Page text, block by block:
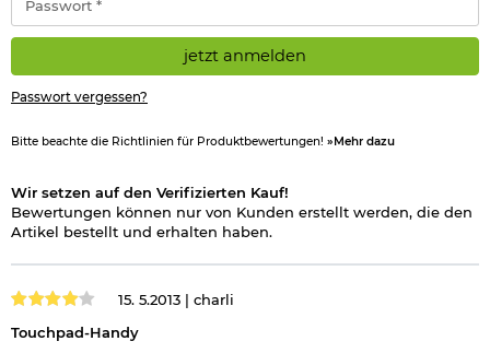
jetzt anmelden
Passwort vergessen?
Bitte beachte die Richtlinien für Produktbewertungen! »Mehr dazu
Wir setzen auf den Verifizierten Kauf!
Bewertungen können nur von Kunden erstellt werden, die den
Artikel bestellt und erhalten haben.
15. 5.2013 | charli
Touchpad-Handy